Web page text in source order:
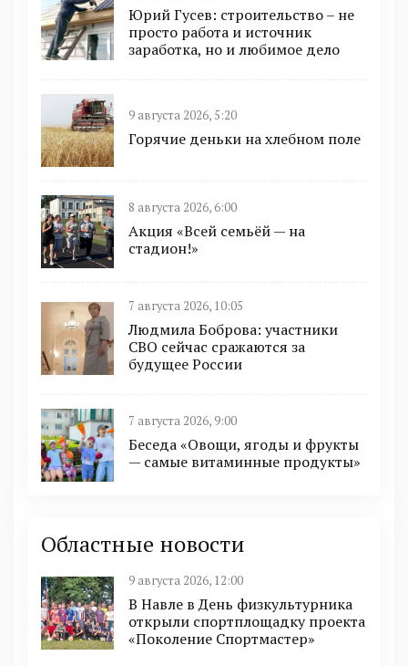
Юрий Гусев: строительство – не
просто работа и источник
заработка, но и любимое дело
9 августа 2026, 5:20
Горячие деньки на хлебном поле
8 августа 2026, 6:00
Акция «Всей семьёй — на
стадион!»
7 августа 2026, 10:05
Людмила Боброва: участники
СВО сейчас сражаются за
будущее России
7 августа 2026, 9:00
Беседа «Овощи, ягоды и фрукты
— самые витаминные продукты»
Областные новости
9 августа 2026, 12:00
В Навле в День физкультурника
открыли спортплощадку проекта
«Поколение Спортмастер»